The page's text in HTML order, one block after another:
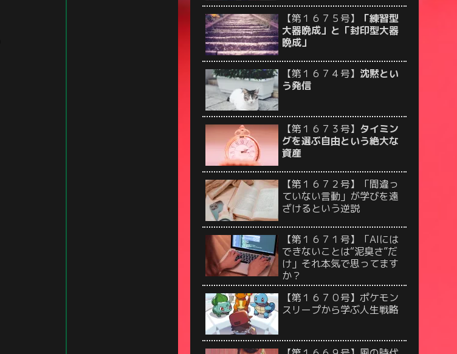
【第１６７５号】
「練習型
大器晩成」と「封印型大器
晩成」
【第１６７４号】 沈黙とい
う発信
【第１６７３号】 タイミン
グを選ぶ自由という絶大な
資産
【第１６７２号】「間違っ
ていない言動」が学びを遠
ざけるという逆説
【第１６７１号】「AIには
できないことは“泥臭さ”だ
け」それ本気で思ってます
か？
【第１６７０号】ポケモン
スリープから学ぶ人生戦略